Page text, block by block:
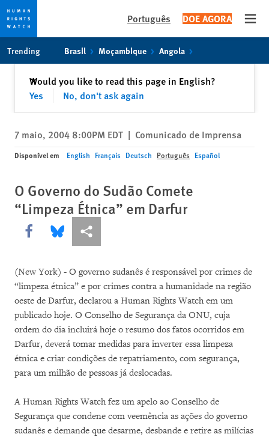
content
Português DOE AGORA
Trending Brasil Moçambique Angola
Would you like to read this page in English?
Yes
No, don't ask again
✕Fechar
7 maio, 2004 8:00PM EDT | Comunicado de Imprensa
Disponível em English Français Deutsch Português Español
O Governo do Sudão Comete
“Limpeza Étnica” em Darfur
Share this via Facebook
Share this via Bluesky
Share this via Compartilhar
(New York) - O governo sudanês é responsável por crimes de
“limpeza étnica” e por crimes contra a humanidade na região
oeste de Darfur, declarou a Human Rights Watch em um
publicado hoje. O Conselho de Segurança da ONU, cuja
ordem do dia incluirá hoje o resumo dos fatos ocorridos em
Darfur, deverá tomar medidas para inverter essa limpeza
étnica e criar condições de repatriamento, com segurança,
para um milhão de pessoas já deslocadas.
A Human Rights Watch fez um apelo ao Conselho de
Segurança que condene com veemência as ações do governo
sudanês e demande que desarme, desbande e retire as milícias